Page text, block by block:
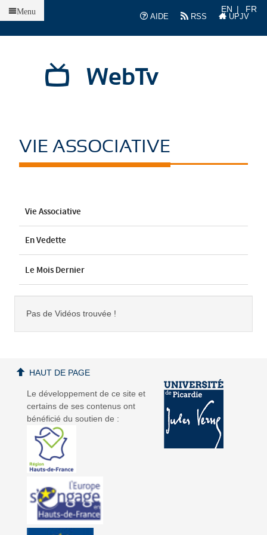
AIDE
RSS UPJV
EN FR
WebTv
Menu
VIE ASSOCIATIVE
Vie Associative
En Vedette
Le Mois Dernier
Pas de Vidéos trouvée !
Le développement de ce site et
certains de ses contenus ont
bénéficié du soutien de :
HAUT DE PAGE